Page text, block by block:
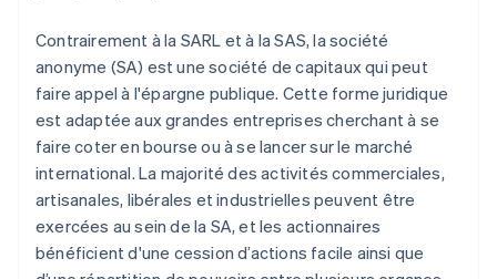
Contrairement à la SARL et à la SAS, la société
anonyme (SA) est une société de capitaux qui peut
faire appel à l'épargne publique. Cette forme juridique
est adaptée aux grandes entreprises cherchant à se
faire coter en bourse ou à se lancer sur le marché
international. La majorité des activités commerciales,
artisanales, libérales et industrielles peuvent être
exercées au sein de la SA, et les actionnaires
bénéficient d'une cession d’actions facile ainsi que